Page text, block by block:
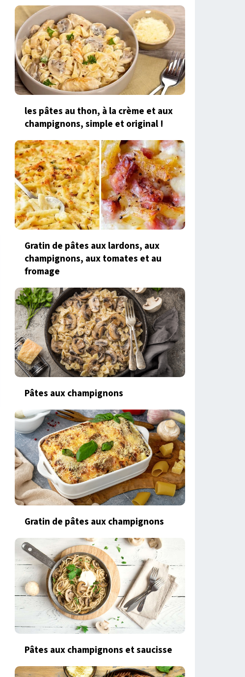
les pâtes au thon, à la crème et aux
champignons, simple et original !
Gratin de pâtes aux lardons, aux
champignons, aux tomates et au
fromage
Pâtes aux champignons
Gratin de pâtes aux champignons
Pâtes aux champignons et saucisse